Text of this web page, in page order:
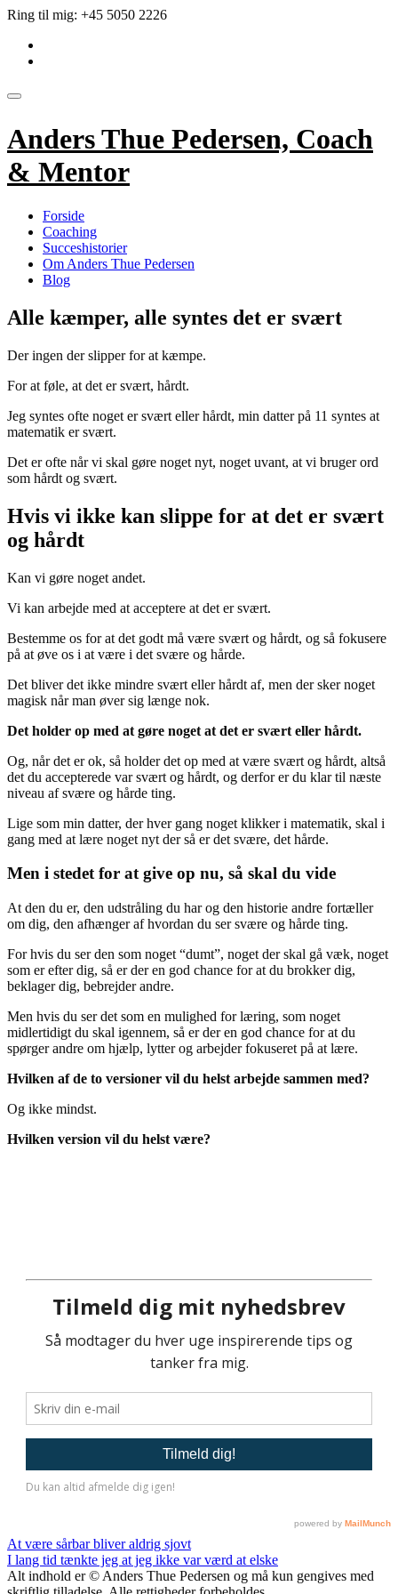
Videre
indhold
Ring til mig: +45 5050 2226
Skift
Anders Thue Pedersen, Coach
& Mentor
Forside
Coaching
Succeshistorier
Om Anders Thue Pedersen
Blog
Alle kæmper, alle syntes det er svært
Der ingen der slipper for at kæmpe.
For at føle, at det er svært, hårdt.
Jeg syntes ofte noget er svært eller hårdt, min datter på 11 syntes at
matematik er svært.
Det er ofte når vi skal gøre noget nyt, noget uvant, at vi bruger ord
som hårdt og svært.
Hvis vi ikke kan slippe for at det er svært
og hårdt
Kan vi gøre noget andet.
Vi kan arbejde med at acceptere at det er svært.
Bestemme os for at det godt må være svært og hårdt, og så fokusere
på at øve os i at være i det svære og hårde.
Det bliver det ikke mindre svært eller hårdt af, men der sker noget
magisk når man øver sig længe nok.
Det holder op med at gøre noget at det er svært eller hårdt.
Og, når det er ok, så holder det op med at være svært og hårdt, altså
det du accepterede var svært og hårdt, og derfor er du klar til næste
niveau af svære og hårde ting.
Lige som min datter, der hver gang noget klikker i matematik, skal i
gang med at lære noget nyt der så er det svære, det hårde.
Men i stedet for at give op nu, så skal du vide
At den du er, den udstråling du har og den historie andre fortæller
om dig, den afhænger af hvordan du ser svære og hårde ting.
For hvis du ser den som noget “dumt”, noget der skal gå væk, noget
som er efter dig, så er der en god chance for at du brokker dig,
beklager dig, bebrejder andre.
Men hvis du ser det som en mulighed for læring, som noget
midlertidigt du skal igennem, så er der en god chance for at du
spørger andre om hjælp, lytter og arbejder fokuseret på at lære.
Hvilken af de to versioner vil du helst arbejde sammen med?
Og ikke mindst.
Hvilken version vil du helst være?
Indlægsnavigation
At være sårbar bliver aldrig sjovt
I lang tid tænkte jeg at jeg ikke var værd at elske
Alt indhold er © Anders Thue Pedersen og må kun gengives med